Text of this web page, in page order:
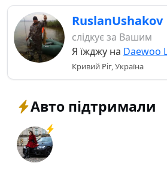
RuslanUshakov
слідкує за Вашим
Я їжджу на Daewoo
Кривий Ріг, Україна
Авто підтримали